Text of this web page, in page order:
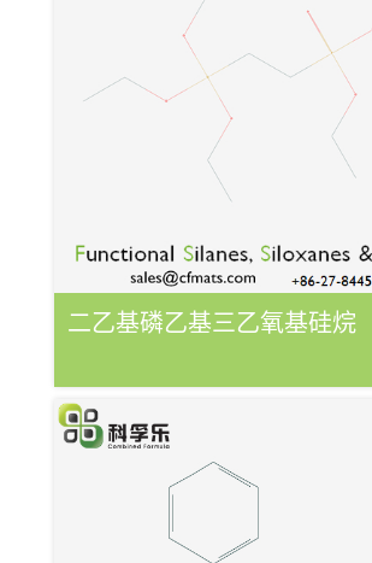
二乙基磷乙基三乙氧基硅烷